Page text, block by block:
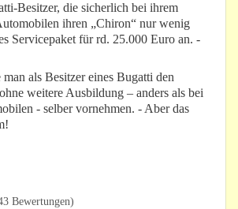
Besitzer, die sicherlich bei ihrem
ihren „Chiron“ nur wenig
Servicepaket für rd. 25.000 Euro an. -
als Besitzer eines Bugatti den
weitere Ausbildung – anders als bei
- selber vornehmen. - Aber das
Bewertungen)